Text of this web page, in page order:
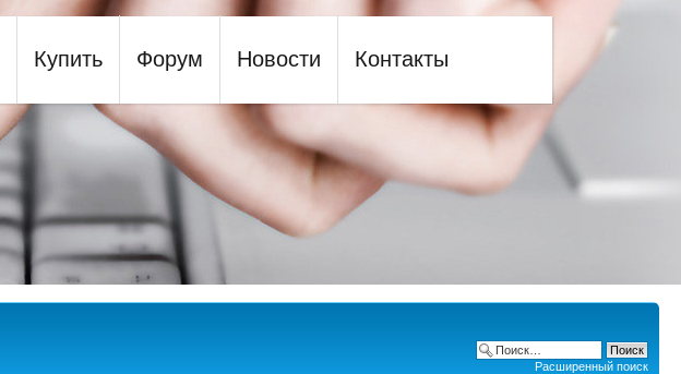
Купить Форум Новости Контакты
Расширенный поиск